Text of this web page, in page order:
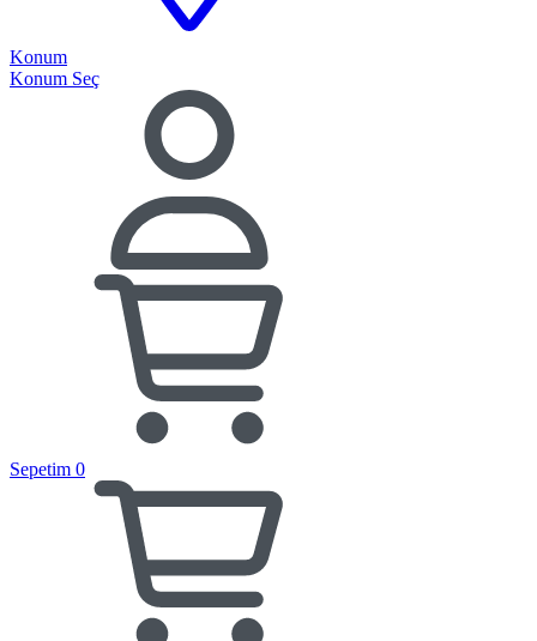
Konum
Konum Seç
Sepetim 0